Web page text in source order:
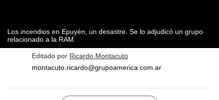
Los incendios en Epuyén, un desastre. Se lo adjudicó un grupo
relacionado a la RAM.
Editado por Ricardo Montacuto
montacuto.ricardo@grupoamerica.com.ar